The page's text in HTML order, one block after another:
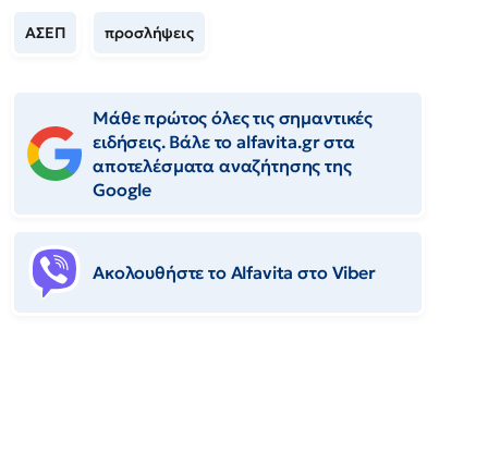
ΑΣΕΠ προσλήψεις
Μάθε πρώτος όλες τις σημαντικές
ειδήσεις. Βάλε το alfavita.gr στα
αποτελέσματα αναζήτησης της
Google
Ακολουθήστε το Αlfavita στο Viber